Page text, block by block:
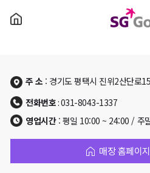
주 소 : 경기도 평택시 진위2산단로
전화번호: 031-8043-1337
영업시간: 평일 10:00 ~ 24:00 / 주
매장 홈페이